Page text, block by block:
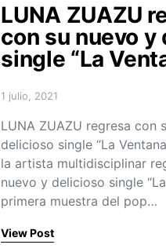
LUNA ZUAZU
con su nuevo y
single “La
Posted on
1 julio, 2021
LUNA ZUAZU regresa con
delicioso single “La
la artista multidisciplinar
nuevo y delicioso single “La
primera muestra del pop…
View Post